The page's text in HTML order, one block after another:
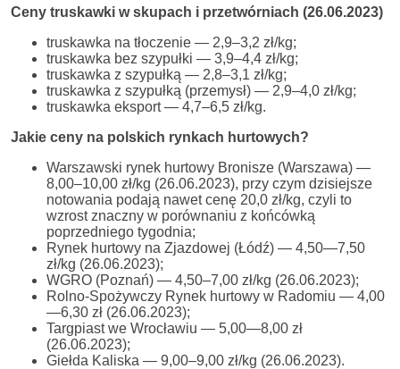
Ceny truskawki w skupach i przetwórniach (26.06.2023)
truskawka na tłoczenie — 2,9–3,2 zł/kg;
truskawka bez szypułki — 3,9–4,4 zł/kg;
truskawka z szypułką — 2,8–3,1 zł/kg;
truskawka z szypułką (przemysł) — 2,9–4,0 zł/kg;
truskawka eksport — 4,7–6,5 zł/kg.
Jakie ceny na polskich rynkach hurtowych?
Warszawski rynek hurtowy Bronisze (Warszawa) —
8,00–10,00 zł/kg (26.06.2023), przy czym dzisiejsze
notowania podają nawet cenę 20,0 zł/kg, czyli to
wzrost znaczny w porównaniu z końcówką
poprzedniego tygodnia;
Rynek hurtowy na Zjazdowej (Łódź) — 4,50—7,50
zł/kg (26.06.2023);
WGRO (Poznań) — 4,50–7,00 zł/kg (26.06.2023);
Rolno-Spożywczy Rynek hurtowy w Radomiu — 4,00
—6,30 zł (26.06.2023);
Targpiast we Wrocławiu — 5,00—8,00 zł
(26.06.2023);
Giełda Kaliska — 9,00–9,00 zł/kg (26.06.2023).